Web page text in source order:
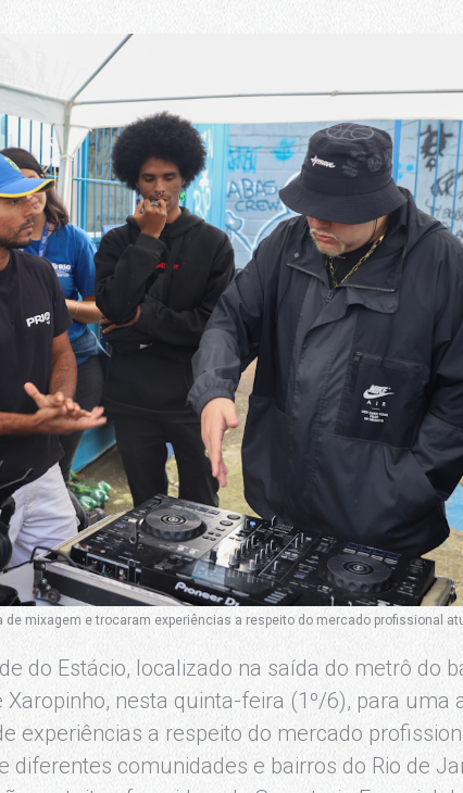
mixagem e trocaram experiências a respeito do mercado profissional
do Estácio, localizado na saída do metrô do
Xaropinho, nesta quinta-feira (1º/6), para uma
experiências a respeito do mercado
diferentes comunidades e bairros do Rio de